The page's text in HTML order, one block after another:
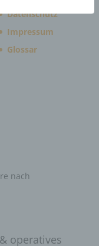
Datenschutz
Impressum
Glossar
nach
operatives